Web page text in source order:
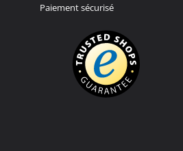
Paiement sécurisé